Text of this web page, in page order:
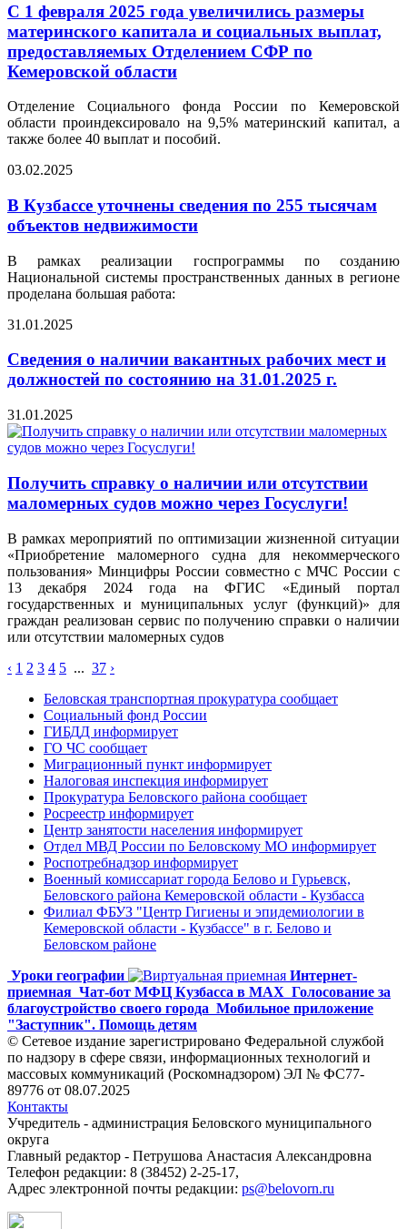
С 1 февраля 2025 года увеличились размеры
материнского капитала и социальных выплат,
предоставляемых Отделением СФР по
Кемеровской области
Отделение Социального фонда России по Кемеровской
области проиндексировало на 9,5% материнский капитал, а
также более 40 выплат и пособий.
03.02.2025
В Кузбассе уточнены сведения по 255 тысячам
объектов недвижимости
В рамках реализации госпрограммы по созданию
Национальной системы пространственных данных в регионе
проделана большая работа:
31.01.2025
Сведения о наличии вакантных рабочих мест и
должностей по состоянию на 31.01.2025 г.
31.01.2025
Получить справку о наличии или отсутствии
маломерных судов можно через Госуслуги!
В рамках мероприятий по оптимизации жизненной ситуации
«Приобретение маломерного судна для некоммерческого
пользования» Минцифры России совместно с МЧС России с
13 декабря 2024 года на ФГИС «Единый портал
государственных и муниципальных услуг (функций)» для
граждан реализован сервис по получению справки о наличии
или отсутствии маломерных судов
‹ 1 2 3 4 5 ... 37 ›
Беловская транспортная прокуратура сообщает
Социальный фонд России
ГИБДД информирует
ГО ЧС сообщает
Миграционный пункт информирует
Налоговая инспекция информирует
Прокуратура Беловского района сообщает
Росреестр информирует
Центр занятости населения информирует
Отдел МВД России по Беловскому МО информирует
Роспотребнадзор информирует
Военный комиссариат города Белово и Гурьевск,
Беловского района Кемеровской области - Кузбасса
Филиал ФБУЗ "Центр Гигиены и эпидемиологии в
Кемеровской области - Кузбассе" в г. Белово и
Беловском районе
Уроки географии
Интернет-
приемная Чат-бот МФЦ Кузбасса в MAX Голосование за
благоустройство своего города Мобильное приложение
"Заступник". Помощь детям
© Сетевое издание зарегистрировано Федеральной службой
по надзору в сфере связи, информационных технологий и
массовых коммуникаций (Роскомнадзором) ЭЛ № ФС77-
89776 от 08.07.2025
Контакты
Учредитель - администрация Беловского муниципального
округа
Главный редактор - Петрушова Анастасия Александровна
Телефон редакции: 8 (38452) 2-25-17,
Адрес электронной почты редакции: ps@belovorn.ru